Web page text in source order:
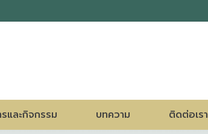
และกิจกรรม บทความ ติดต่อเรา